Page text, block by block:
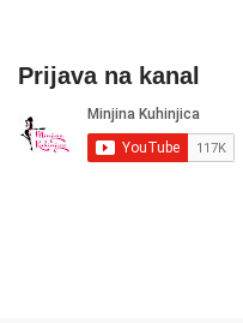
Prijava na kanal